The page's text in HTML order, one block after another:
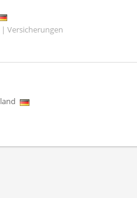
Versicherungen